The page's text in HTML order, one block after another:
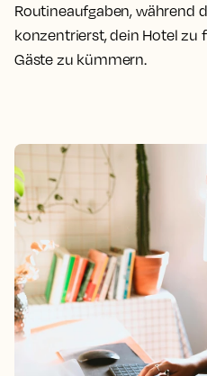
Routineaufgaben, während
konzentrierst, dein Hotel zu
Gäste zu kümmern.